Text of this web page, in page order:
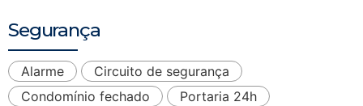
Segurança
Alarme
Circuito de segurança
Condomínio fechado
Portaria 24h